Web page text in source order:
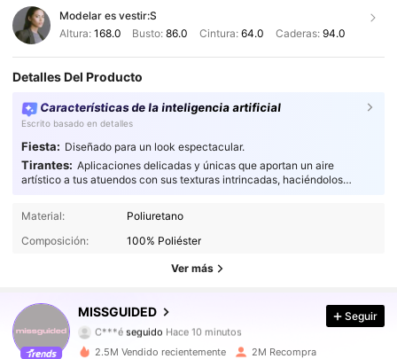
Modelar es vestir:S
Altura: 168.0 Busto:86.0 Cintura: 64.0 Caderas: 94.0
Detalles Del Producto
Características de la inteligencia artificial
Escrito basado en detalles
Fiesta: Diseñado para un look espectacular.
Tirantes: Aplicaciones delicadas y únicas que aportan un aire
artístico a tus atuendos con sus texturas intrincadas, haciéndolos
Material:
Poliuretano
Composición:
100% Poliéster
Ver más
MISSGUIDED
C***éseguido
5***3 está navegando
4,88
3M Seguidores
Seguir
2.5M Vendido recientemente 2M Recompra